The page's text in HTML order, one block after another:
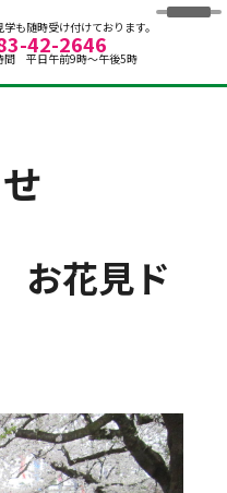
ホームかつら
学も随時受け付けております。
42-2646
間 平日午前9時～午後5時
お花見ド